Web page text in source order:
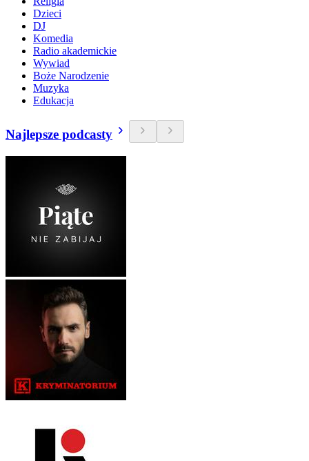
Dzieci
DJ
Komedia
Radio akademickie
Wywiad
Boże Narodzenie
Muzyka
Edukacja
Najlepsze podcasty